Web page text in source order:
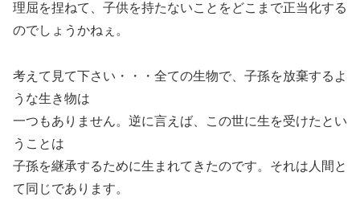
理屈を捏ねて、子供を持たないことをどこまで正当化する
のでしょうかねぇ。
考えて見て下さい・・・全ての生物で、子孫を放棄するよ
うな生き物は
一つもありません。逆に言えば、この世に生を受けたとい
うことは
子孫を継承するために生まれてきたのです。それは人間と
て同じであります。